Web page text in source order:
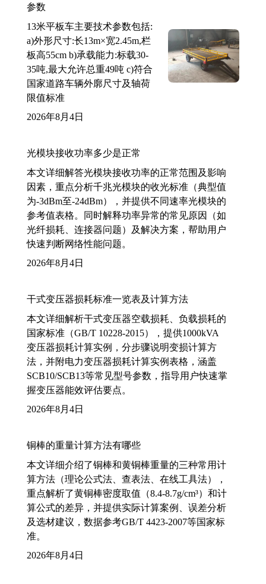
参数
13米平板车主要技术参数包括:
a)外形尺寸:长13m×宽2.45m,栏
板高55cm b)承载能力:标载30-
35吨,最大允许总重49吨 c)符合
国家道路车辆外廓尺寸及轴荷
限值标准
2026年8月4日
光模块接收功率多少是正常
本文详细解答光模块接收功率的正常范围及影响
因素，重点分析千兆光模块的收光标准（典型值
为-3dBm至-24dBm），并提供不同速率光模块的
参考值表格。同时解释功率异常的常见原因（如
光纤损耗、连接器问题）及解决方案，帮助用户
快速判断网络性能问题。
2026年8月4日
干式变压器损耗标准一览表及计算方法
本文详细解析干式变压器空载损耗、负载损耗的
国家标准（GB/T 10228-2015），提供1000kVA
变压器损耗计算实例，分步骤说明变损计算方
法，并附电力变压器损耗计算实例表格，涵盖
SCB10/SCB13等常见型号参数，指导用户快速掌
握变压器能效评估要点。
2026年8月4日
铜棒的重量计算方法有哪些
本文详细介绍了铜棒和黄铜棒重量的三种常用计
算方法（理论公式法、查表法、在线工具法），
重点解析了黄铜棒密度取值（8.4-8.7g/cm³）和计
算公式的差异，并提供实际计算案例、误差分析
及选材建议，数据参考GB/T 4423-2007等国家标
准。
2026年8月4日